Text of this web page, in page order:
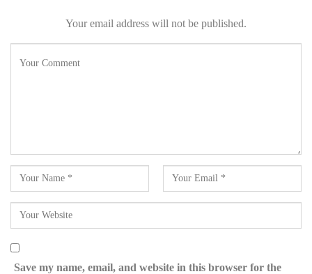
Your email address will not be published.
Save my name, email, and website in this browser for the